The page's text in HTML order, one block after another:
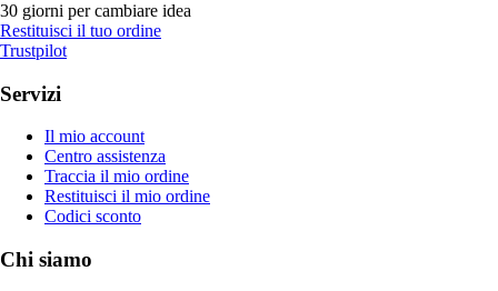
30 giorni per cambiare idea
Restituisci il tuo ordine
Trustpilot
Servizi
Il mio account
Centro assistenza
Traccia il mio ordine
Restituisci il mio ordine
Codici sconto
Chi siamo